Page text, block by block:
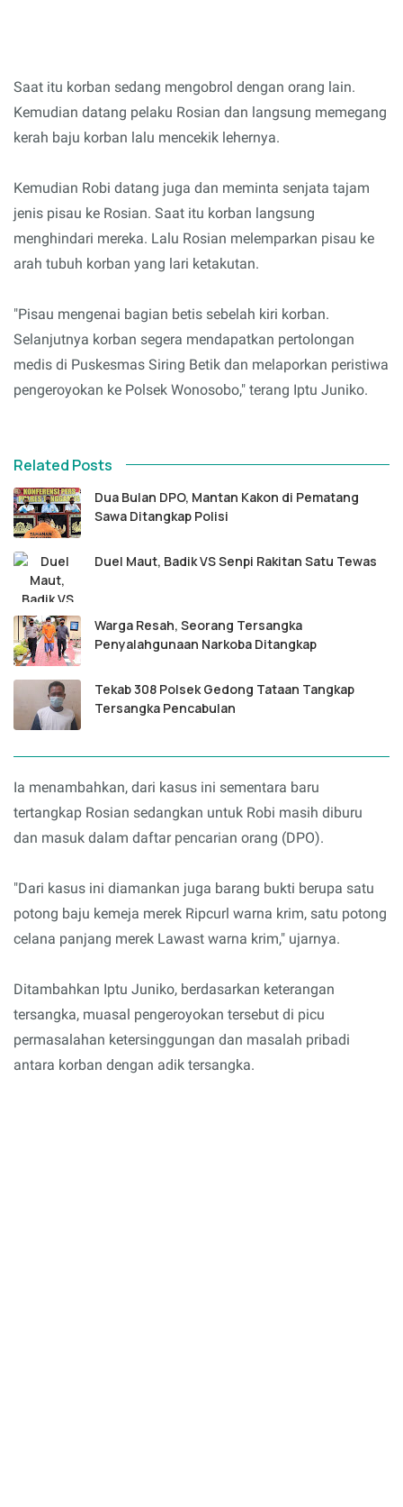
Saat itu korban sedang mengobrol dengan orang lain.
Kemudian datang pelaku Rosian dan langsung memegang
kerah baju korban lalu mencekik lehernya.
Kemudian Robi datang juga dan meminta senjata tajam
jenis pisau ke Rosian. Saat itu korban langsung
menghindari mereka. Lalu Rosian melemparkan pisau ke
arah tubuh korban yang lari ketakutan.
"Pisau mengenai bagian betis sebelah kiri korban.
Selanjutnya korban segera mendapatkan pertolongan
medis di Puskesmas Siring Betik dan melaporkan peristiwa
pengeroyokan ke Polsek Wonosobo," terang Iptu Juniko.
Related Posts
Dua Bulan DPO, Mantan Kakon di Pematang
Sawa Ditangkap Polisi
Duel Maut, Badik VS Senpi Rakitan Satu Tewas
Warga Resah, Seorang Tersangka
Penyalahgunaan Narkoba Ditangkap
Tekab 308 Polsek Gedong Tataan Tangkap
Tersangka Pencabulan
Ia menambahkan, dari kasus ini sementara baru
tertangkap Rosian sedangkan untuk Robi masih diburu
dan masuk dalam daftar pencarian orang (DPO).
"Dari kasus ini diamankan juga barang bukti berupa satu
potong baju kemeja merek Ripcurl warna krim, satu potong
celana panjang merek Lawast warna krim," ujarnya.
Ditambahkan Iptu Juniko, berdasarkan keterangan
tersangka, muasal pengeroyokan tersebut di picu
permasalahan ketersinggungan dan masalah pribadi
antara korban dengan adik tersangka.